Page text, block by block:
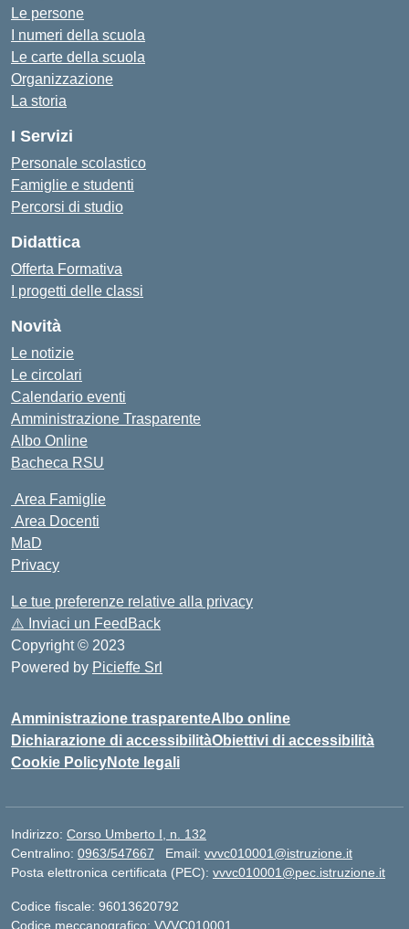
Le persone
I numeri della scuola
Le carte della scuola
Organizzazione
La storia
I Servizi
Personale scolastico
Famiglie e studenti
Percorsi di studio
Didattica
Offerta Formativa
I progetti delle classi
Novità
Le notizie
Le circolari
Calendario eventi
Amministrazione Trasparente
Albo Online
Bacheca RSU
Area Famiglie
Area Docenti
MaD
Privacy
Le tue preferenze relative alla privacy
⚠️ Inviaci un FeedBack
Copyright © 2023
Powered by Picieffe Srl
Amministrazione trasparenteAlbo online
Dichiarazione di accessibilitàObiettivi di accessibilità
Cookie PolicyNote legali
Indirizzo: Corso Umberto I, n. 132
Centralino: 0963/547667 Email: vvvc010001@istruzione.it
Posta elettronica certificata (PEC): vvvc010001@pec.istruzione.it
Codice fiscale: 96013620792
Codice meccanografico: VVVC010001